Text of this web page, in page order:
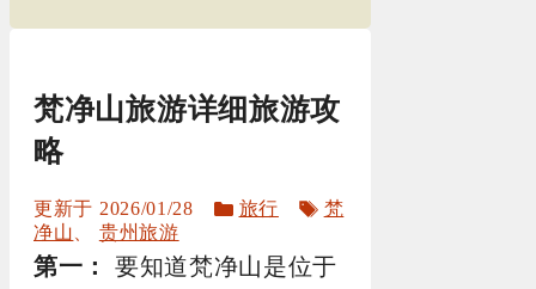
梵净山旅游详细旅游攻
略
2026/01/28
分
旅行
标
梵
净山
贵州旅游
第一：
要知道梵净山是位于